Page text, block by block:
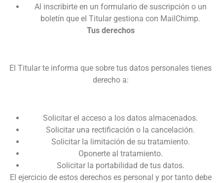
Al inscribirte en un formulario de suscripción o un
boletín que el Titular gestiona con MailChimp.
Tus derechos
El Titular te informa que sobre tus datos personales tienes
derecho a:
Solicitar el acceso a los datos almacenados.
Solicitar una rectificación o la cancelación.
Solicitar la limitación de su tratamiento.
Oponerte al tratamiento.
Solicitar la portabilidad de tus datos.
El ejercicio de estos derechos es personal y por tanto debe